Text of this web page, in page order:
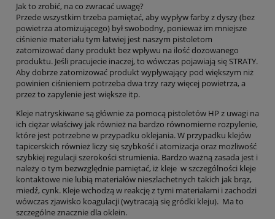
Jak to zrobić, na co zwracać uwagę?
Przede wszystkim trzeba pamiętać, aby wypływ farby z dyszy (bez
powietrza atomizującego) był swobodny, ponieważ im mniejsze
ciśnienie materiału tym łatwiej jest naszym pistoletom
zatomizować dany produkt bez wpływu na ilość dozowanego
produktu. Jeśli pracujecie inaczej, to wówczas pojawiają się STRATY.
Aby dobrze zatomizować produkt wypływający pod większym niż
powinien ciśnieniem potrzeba dwa trzy razy więcej powietrza, a
przez to zapylenie jest większe itp.
Kleje natryskiwane są głównie za pomocą pistoletów HP z uwagi na
ich ciężar właściwy jak również na bardzo równomierne rozpylenie,
które jest potrzebne w przypadku oklejania. W przypadku klejów
tapicerskich również liczy się szybkość i atomizacja oraz możliwość
szybkiej regulacji szerokości strumienia. Bardzo ważną zasada jest i
należy o tym bezwzględnie pamiętać, iż kleje w szczególności kleje
kontaktowe nie lubią materiałów nieszlachetnych takich jak brąz,
miedź, cynk. Kleje wchodzą w reakcję z tymi materiałami i zachodzi
wówczas zjawisko koagulacji (wytracają się gródki kleju). Ma to
szczególne znacznie dla oklein.